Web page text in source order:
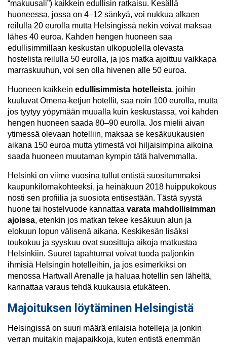
“makuusali”) kaikkein edullisin ratkaisu. Kesällä
huoneessa, jossa on 4–12 sänkyä, voi nukkua alkaen
reilulla 20 eurolla mutta Helsingissä nekin voivat maksaa
lähes 40 euroa. Kahden hengen huoneen saa
edullisimmillaan keskustan ulkopuolella olevasta
hostelista reilulla 50 eurolla, ja jos matka ajoittuu vaikkapa
marraskuuhun, voi sen olla hivenen alle 50 euroa.
Huoneen kaikkein edullisimmista hotelleista, joihin
kuuluvat Omena-ketjun hotellit, saa noin 100 eurolla, mutta
jos tyytyy yöpymään muualla kuin keskustassa, voi kahden
hengen huoneen saada 80–90 eurolla. Jos mielii aivan
ytimessä olevaan hotelliin, maksaa se kesäkuukausien
aikana 150 euroa mutta ytimestä voi hiljaisimpina aikoina
saada huoneen muutaman kympin tätä halvemmalla.
Helsinki on viime vuosina tullut entistä suositummaksi
kaupunkilomakohteeksi, ja heinäkuun 2018 huippukokous
nosti sen profiilia ja suosiota entisestään. Tästä syystä
huone tai hostelvuode kannattaa varata mahdollisimman
ajoissa, etenkin jos matkan tekee kesäkuun alun ja
elokuun lopun välisenä aikana. Keskikesän lisäksi
toukokuu ja syyskuu ovat suosittuja aikoja matkustaa
Helsinkiin. Suuret tapahtumat voivat tuoda paljonkin
ihmisiä Helsingin hotelleihin, ja jos esimerkiksi on
menossa Hartwall Arenalle ja haluaa hotellin sen läheltä,
kannattaa varaus tehdä kuukausia etukäteen.
Majoituksen löytäminen Helsingistä
Helsingissä on suuri määrä erilaisia hotelleja ja jonkin
verran muitakin majapaikkoja, kuten entistä enemmän